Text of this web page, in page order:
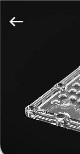
ПРОДУКТЫ
Co.,